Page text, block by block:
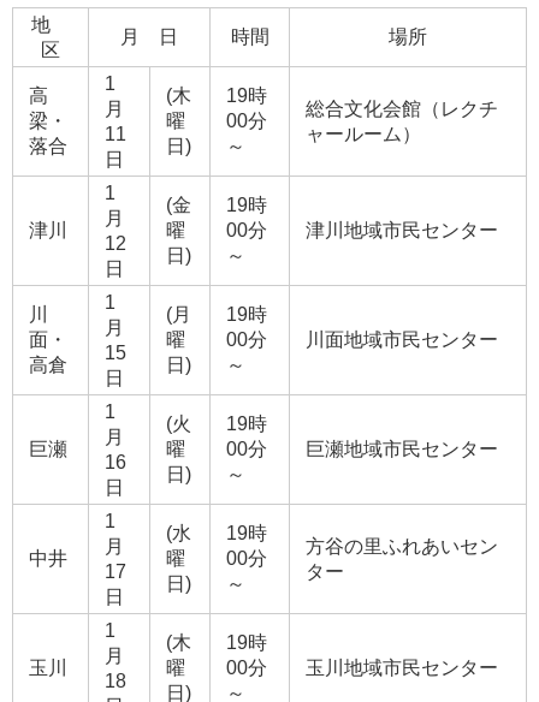
地
区
月 日 時間 場所
高
梁・
落合
1
月
11
日
(木
曜
日)
19時
00分
～
総合文化会館（レクチ
ャールーム）
津川
1
月
12
日
(金
曜
日)
19時
00分
～
津川地域市民センター
川
面・
高倉
1
月
15
日
(月
曜
日)
19時
00分
～
川面地域市民センター
巨瀬
1
月
16
日
(火
曜
日)
19時
00分
～
巨瀬地域市民センター
中井
1
月
17
日
(水
曜
日)
19時
00分
～
方谷の里ふれあいセン
ター
玉川
1
月
18
(木
曜
日)
19時
00分
～
玉川地域市民センター